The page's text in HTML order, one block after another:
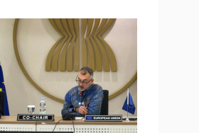
Tiêu dùng
Chứng khoán
Giá cà phê
Công nghệ
Sành điệu